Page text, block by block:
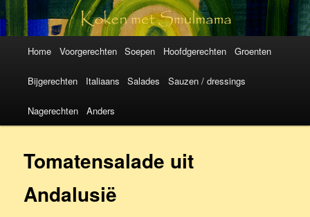
Koken met
SmulMama
Spring
naar
de
inhoud
Spring
naar
de
inhoud
Home Voorgerechten Soepen Hoofdgerechten Groenten
Bijgerechten Italiaans Salades Sauzen / dressings
Nagerechten Anders
Tomatensalade uit
Andalusië